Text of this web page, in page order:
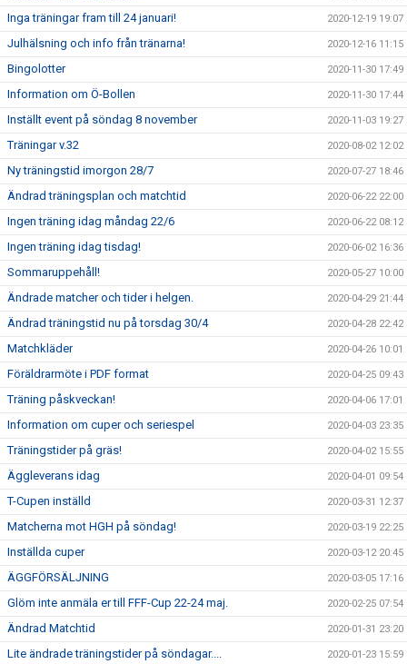
Inga träningar fram till 24 januari! 2020-12-19 19:07
Julhälsning och info från tränarna! 2020-12-16 11:15
Bingolotter 2020-11-30 17:49
Information om Ö-Bollen 2020-11-30 17:44
Inställt event på söndag 8 november 2020-11-03 19:27
Träningar v.32 2020-08-02 12:02
Ny träningstid imorgon 28/7 2020-07-27 18:46
Ändrad träningsplan och matchtid 2020-06-22 22:00
Ingen träning idag måndag 22/6 2020-06-22 08:12
Ingen träning idag tisdag! 2020-06-02 16:36
Sommaruppehåll! 2020-05-27 10:00
Ändrade matcher och tider i helgen. 2020-04-29 21:44
Ändrad träningstid nu på torsdag 30/4 2020-04-28 22:42
Matchkläder 2020-04-26 10:01
Föräldrarmöte i PDF format 2020-04-25 09:43
Träning påskveckan! 2020-04-06 17:01
Information om cuper och seriespel 2020-04-03 23:35
Träningstider på gräs! 2020-04-02 15:55
Äggleverans idag 2020-04-01 09:54
T-Cupen inställd 2020-03-31 12:37
Matcherna mot HGH på söndag! 2020-03-19 22:25
Inställda cuper 2020-03-12 20:45
ÄGGFÖRSÄLJNING 2020-03-05 17:16
Glöm inte anmäla er till FFF-Cup 22-24 maj. 2020-02-25 07:54
Ändrad Matchtid 2020-01-31 23:20
Lite ändrade träningstider på söndagar.... 2020-01-23 15:59